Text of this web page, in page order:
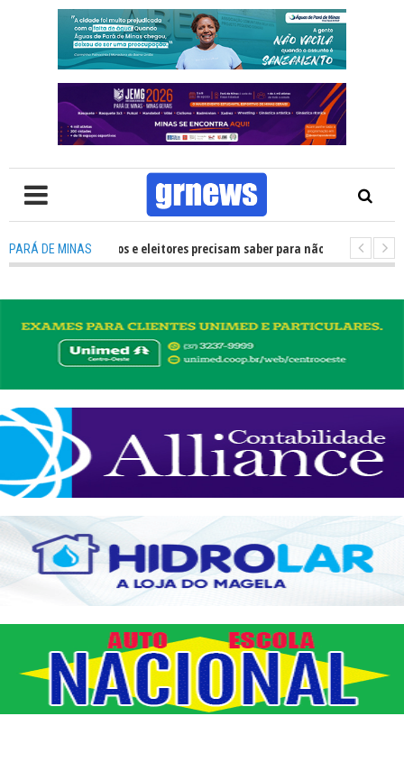
PARÁ DE MINAS
O que candidatos e eleitores precisam saber para não ter problemas nas